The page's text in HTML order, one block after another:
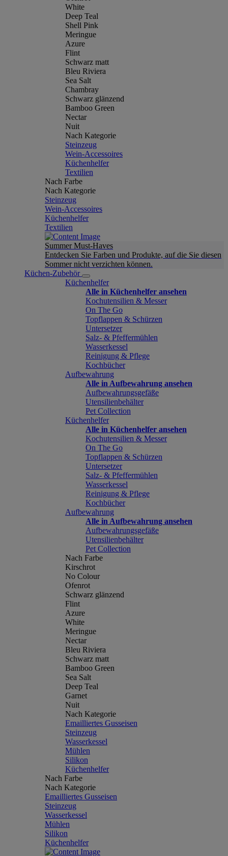
White
Deep Teal
Shell Pink
Meringue
Azure
Flint
Schwarz matt
Bleu Riviera
Sea Salt
Chambray
Schwarz glänzend
Bamboo Green
Nectar
Nuit
Nach Kategorie
Steinzeug
Wein-Accessoires
Küchenhelfer
Textilien
Nach Farbe
Nach Kategorie
Steinzeug
Wein-Accessoires
Küchenhelfer
Textilien
Summer Must-Haves
Entdecken Sie Farben und Produkte, auf die Sie diesen
Sommer nicht verzichten können.
Küchen-Zubehör
Küchenhelfer
Alle in Küchenhelfer ansehen
Kochutensilien & Messer
On The Go
Topflappen & Schürzen
Untersetzer
Salz- & Pfeffermühlen
Wasserkessel
Reinigung & Pflege
Kochbücher
Aufbewahrung
Alle in Aufbewahrung ansehen
Aufbewahrungsgefäße
Utensilienbehälter
Pet Collection
Küchenhelfer
Alle in Küchenhelfer ansehen
Kochutensilien & Messer
On The Go
Topflappen & Schürzen
Untersetzer
Salz- & Pfeffermühlen
Wasserkessel
Reinigung & Pflege
Kochbücher
Aufbewahrung
Alle in Aufbewahrung ansehen
Aufbewahrungsgefäße
Utensilienbehälter
Pet Collection
Nach Farbe
Kirschrot
No Colour
Ofenrot
Schwarz glänzend
Flint
Azure
White
Meringue
Nectar
Bleu Riviera
Schwarz matt
Bamboo Green
Sea Salt
Deep Teal
Garnet
Nuit
Nach Kategorie
Emailliertes Gusseisen
Steinzeug
Wasserkessel
Mühlen
Silikon
Küchenhelfer
Nach Farbe
Nach Kategorie
Emailliertes Gusseisen
Steinzeug
Wasserkessel
Mühlen
Silikon
Küchenhelfer